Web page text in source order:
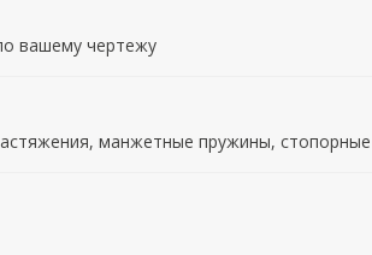
вашему чертежу
манжетные пружины, стопорные